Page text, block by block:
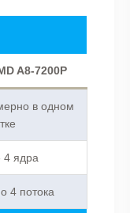
A8-7200P
в одном
ядра
4 потока